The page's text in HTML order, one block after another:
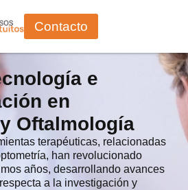
Contacto
e
en
Oftalmología
terapéuticas, relacionadas
han revolucionado
años, desarrollando avances
a la investigación y